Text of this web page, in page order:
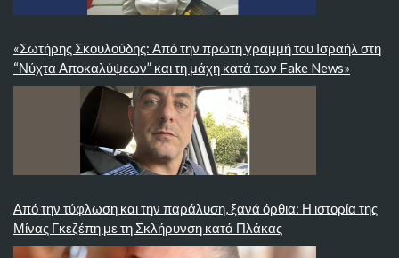
«Σωτήρης Σκουλούδης: Από την πρώτη γραμμή του Ισραήλ στη
“Νύχτα Αποκαλύψεων” και τη μάχη κατά των Fake News»
Από την τύφλωση και την παράλυση, ξανά όρθια: Η ιστορία της
Μίνας Γκεζέπη με τη Σκλήρυνση κατά Πλάκας